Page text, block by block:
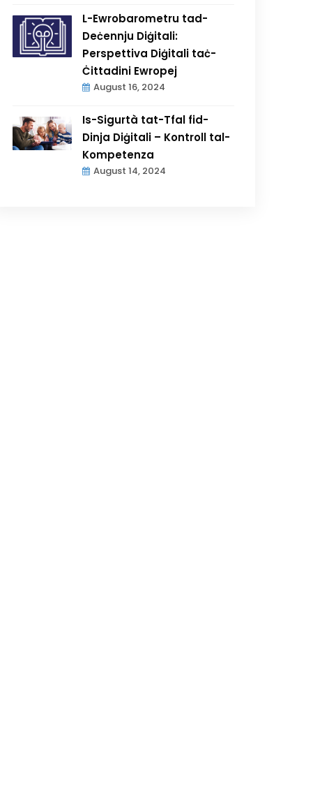
L-Ewrobarometru tad-
Deċennju Diġitali:
Perspettiva Diġitali taċ-
Ċittadini Ewropej
August 16, 2024
Is-Sigurtà tat-Tfal fid-
Dinja Diġitali – Kontroll tal-
Kompetenza
August 14, 2024